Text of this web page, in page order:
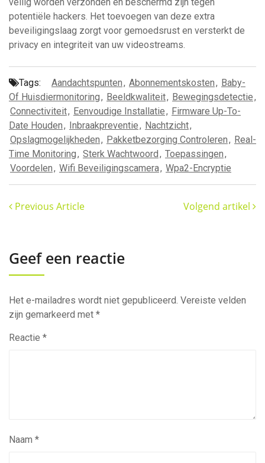
potentiële hackers. Het toevoegen van deze extra
beveiligingslaag zorgt voor gemoedsrust en versterkt de
privacy en integriteit van uw videostreams.
Tags: Aandachtspunten, Abonnementskosten, Baby-
Of Huisdiermonitoring, Beeldkwaliteit, Bewegingsdetectie,
Connectiviteit, Eenvoudige Installatie, Firmware Up-To-
Date Houden, Inbraakpreventie, Nachtzicht,
Opslagmogelijkheden, Pakketbezorging Controleren, Real-
Time Monitoring, Sterk Wachtwoord, Toepassingen,
Voordelen, Wifi Beveiligingscamera, Wpa2-Encryptie
Previous Article Volgend artikel
Geef een reactie
Het e-mailadres wordt niet gepubliceerd. Vereiste velden
zijn gemarkeerd met *
Reactie *
Naam *